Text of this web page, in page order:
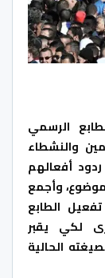
الرسمي
والنشطاء
أفعالهم
وأجمع
دون تفعيل الطابع
15 سنة اخرى لكي يقبر
الحالية